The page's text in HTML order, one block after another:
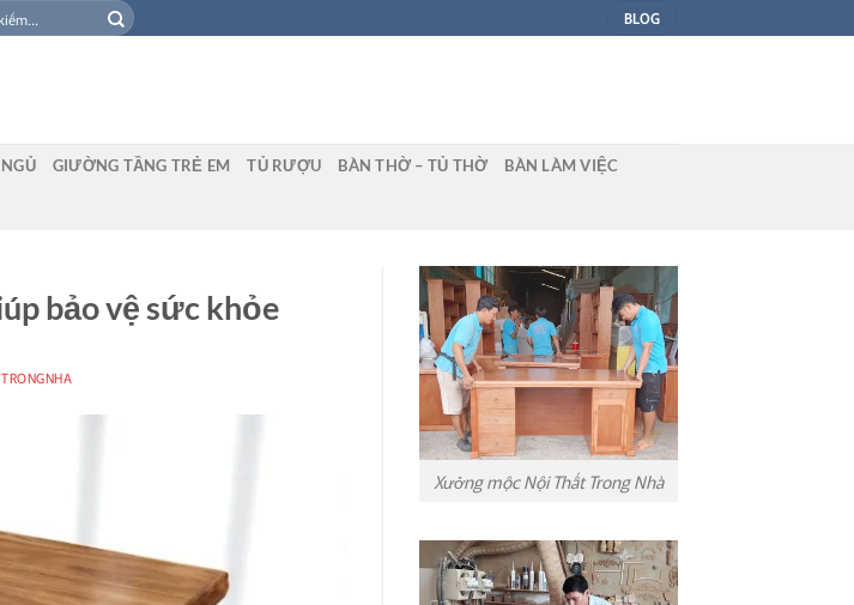
BLOG
GIƯỜNG TẦNG TRẺ EM TỦ RƯỢU BÀN THỜ – TỦ THỜ BÀN LÀM VIỆC
bảo vệ sức khỏe
Xưởng mộc Nội Thất Trong Nhà